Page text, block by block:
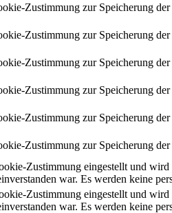
Zustimmung zur Speicherung
Zustimmung zur Speicherung
Zustimmung zur Speicherung
Zustimmung zur Speicherung
Zustimmung zur Speicherung
Zustimmung zur Speicherung
Zustimmung eingestellt und
war. Es werden keine
Zustimmung eingestellt und
war. Es werden keine